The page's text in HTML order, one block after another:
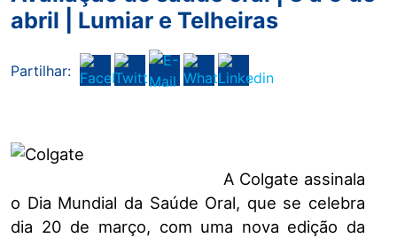
abril | Lumiar e Telheiras
Partilhar:
A Colgate assinala
o Dia Mundial da Saúde Oral, que se celebra
dia 20 de março, com uma nova edição da